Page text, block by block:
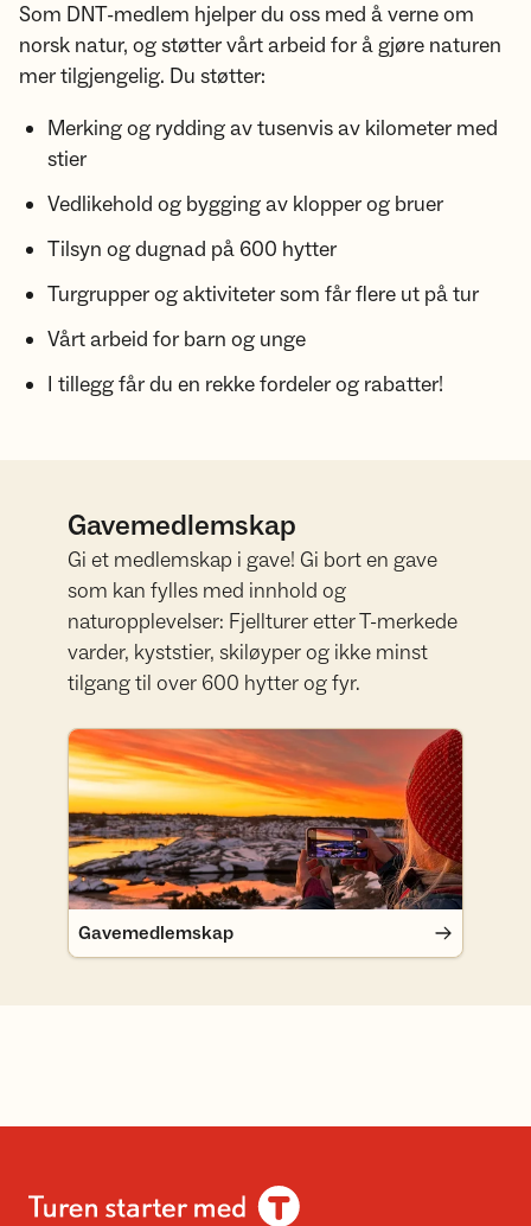
Som DNT-medlem hjelper du oss med å verne om
norsk natur, og støtter vårt arbeid for å gjøre naturen
mer tilgjengelig. Du støtter:
Merking og rydding av tusenvis av kilometer med
stier
Vedlikehold og bygging av klopper og bruer
Tilsyn og dugnad på 600 hytter
Turgrupper og aktiviteter som får flere ut på tur
Vårt arbeid for barn og unge
I tillegg får du en rekke fordeler og rabatter!
Gavemedlemskap
Gi et medlemskap i gave! Gi bort en gave
som kan fylles med innhold og
naturopplevelser: Fjellturer etter T-merkede
varder, kyststier, skiløyper og ikke minst
tilgang til over 600 hytter og fyr.
Gavemedlemskap
Gavemedlemskap